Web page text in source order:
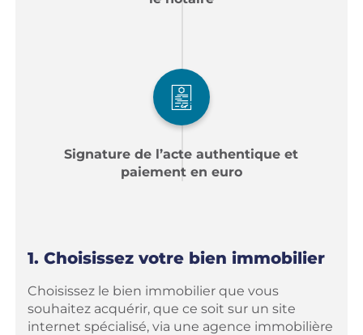
Signature de l’acte authentique et
paiement en euro
1. Choisissez votre bien immobilier
Choisissez le bien immobilier que vous
souhaitez acquérir, que ce soit sur un site
internet spécialisé, via une agence immobilière